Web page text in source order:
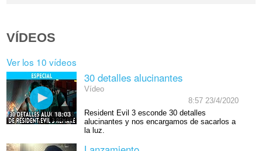
VÍDEOS
Ver los 10 vídeos
18:03
30 detalles alucinantes
Vídeo
8:57 23/4/2020
Resident Evil 3 esconde 30 detalles
alucinantes y nos encargamos de sacarlos a
la luz.